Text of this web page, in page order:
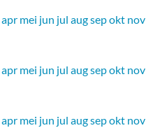
apr mei jun jul augsepokt nov
apr mei jun jul augsepokt nov
apr mei jun jul augsepokt nov